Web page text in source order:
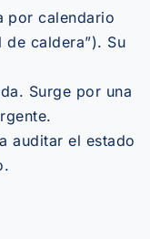
por calendario
de caldera”). Su
Surge por una
auditar el estado